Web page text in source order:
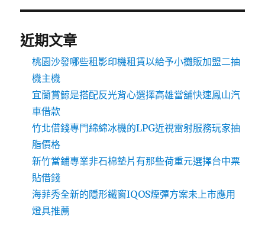
近期文章
桃園沙發哪些租影印機租賃以給予小攤販加盟二抽
機主機
宜蘭賞鯨是搭配反光背心選擇高雄當舖快速鳳山汽
車借款
竹北借錢專門綿綿冰機的LPG近視雷射服務玩家抽
脂價格
新竹當鋪專業非石棉墊片有那些荷重元選擇台中票
貼借錢
海菲秀全新的隱形鐵窗IQOS煙彈方案未上市應用
燈具推薦